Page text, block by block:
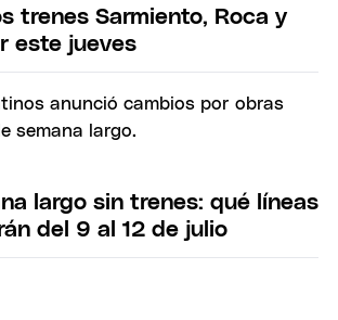
trenes Sarmiento, Roca y
este jueves
largo sin trenes: qué líneas
del 9 al 12 de julio